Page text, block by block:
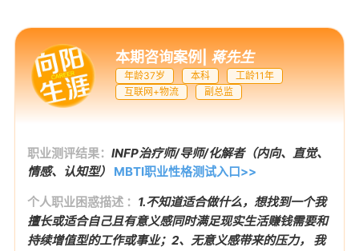
本期咨询案例 蒋先生
年龄37岁 本科
工龄11年
互联网+物流
副总监
职业测评结果： INFP治疗师/导师/化解者（内向、直觉、
情感、认知型）
MBTI职业性格测试入口>>
个人职业困惑描述 ： 1.不知道适合做什么，想找到一个我
擅长或适合自己且有意义感同时满足现实生活赚钱需要和
持续增值型的工作或事业；2、无意义感带来的压力， 我